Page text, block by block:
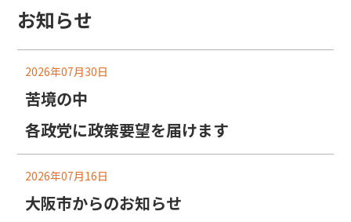
お知らせ
2026年07月30日
苦境の中
各政党に政策要望を届けます
2026年07月16日
大阪市からのお知らせ